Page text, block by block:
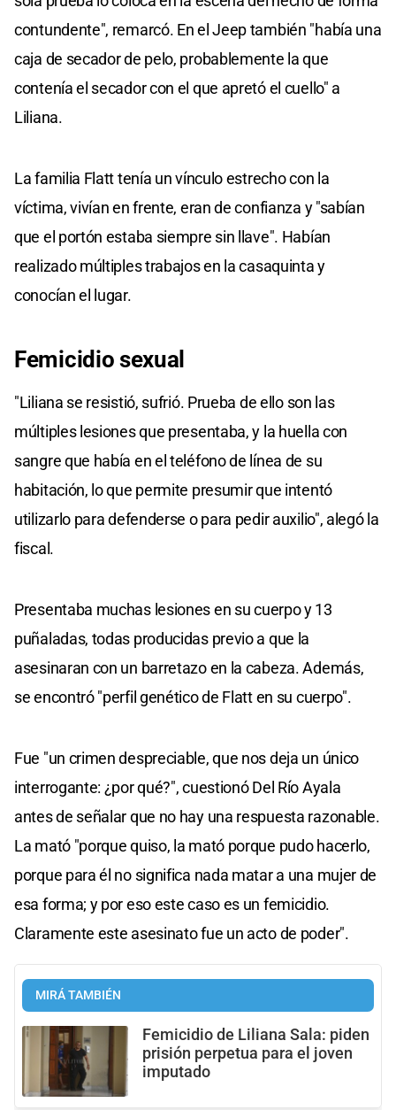
contundente", remarcó. En el Jeep también "había una
caja de secador de pelo, probablemente la que
contenía el secador con el que apretó el cuello" a
Liliana.
La familia Flatt tenía un vínculo estrecho con la
víctima, vivían en frente, eran de confianza y "sabían
que el portón estaba siempre sin llave". Habían
realizado múltiples trabajos en la casaquinta y
conocían el lugar.
Femicidio sexual
"Liliana se resistió, sufrió. Prueba de ello son las
múltiples lesiones que presentaba, y la huella con
sangre que había en el teléfono de línea de su
habitación, lo que permite presumir que intentó
utilizarlo para defenderse o para pedir auxilio", alegó la
fiscal.
Presentaba muchas lesiones en su cuerpo y 13
puñaladas, todas producidas previo a que la
asesinaran con un barretazo en la cabeza. Además,
se encontró "perfil genético de Flatt en su cuerpo".
Fue "un crimen despreciable, que nos deja un único
interrogante: ¿por qué?", cuestionó Del Río Ayala
antes de señalar que no hay una respuesta razonable.
La mató "porque quiso, la mató porque pudo hacerlo,
porque para él no significa nada matar a una mujer de
esa forma; y por eso este caso es un femicidio.
Claramente este asesinato fue un acto de poder".
MIRÁ TAMBIÉN
Femicidio de Liliana Sala: piden
prisión perpetua para el joven
imputado